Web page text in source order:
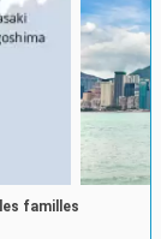
familles